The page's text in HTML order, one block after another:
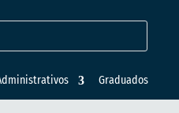
Graduados